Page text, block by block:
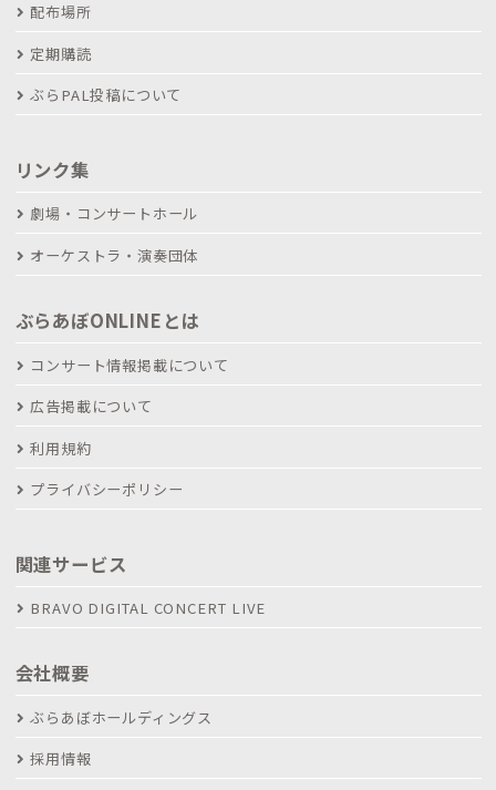
配布場所
定期購読
ぶらPAL投稿について
リンク集
劇場・コンサートホール
オーケストラ・演奏団体
ぶらあぼONLINEとは
コンサート情報掲載について
広告掲載について
利用規約
プライバシーポリシー
関連サービス
BRAVO DIGITAL CONCERT LIVE
会社概要
ぶらあぼホールディングス
採用情報